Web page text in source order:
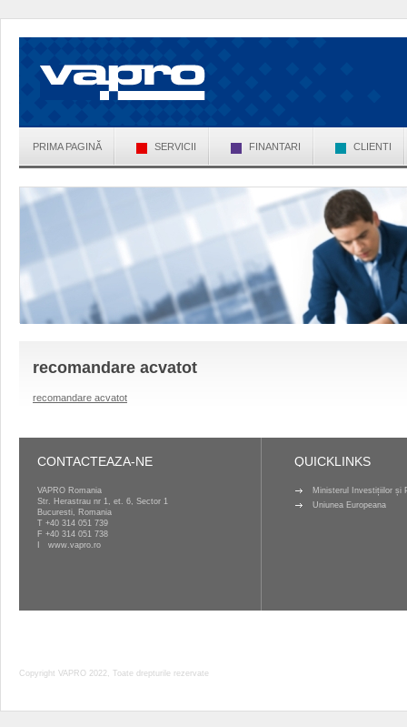
PRIMA PAGINĂ SERVICII FINANTARI CLIENTI
recomandare acvatot
recomandare acvatot
CONTACTEAZA-NE
VAPRO Romania
Str. Herastrau nr 1, et. 6, Sector 1
Bucuresti, Romania
T +40 314 051 739
F +40 314 051 738
www.vapro.ro
QUICKLINKS
Ministerul Investițiilor și
Uniunea Europeana
Copyright VAPRO 2022, Toate drepturile rezervate